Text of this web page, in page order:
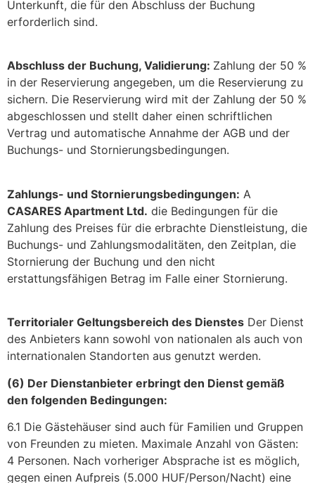
Unterkunft, die für den Abschluss der Buchung
erforderlich sind.
Abschluss der Buchung, Validierung: Zahlung der 50 %
in der Reservierung angegeben, um die Reservierung zu
sichern. Die Reservierung wird mit der Zahlung der 50 %
abgeschlossen und stellt daher einen schriftlichen
Vertrag und automatische Annahme der AGB und der
Buchungs- und Stornierungsbedingungen.
Zahlungs- und Stornierungsbedingungen: A
CASARES Apartment Ltd. die Bedingungen für die
Zahlung des Preises für die erbrachte Dienstleistung, die
Buchungs- und Zahlungsmodalitäten, den Zeitplan, die
Stornierung der Buchung und den nicht
erstattungsfähigen Betrag im Falle einer Stornierung.
Territorialer Geltungsbereich des Dienstes Der Dienst
des Anbieters kann sowohl von nationalen als auch von
internationalen Standorten aus genutzt werden.
(6) Der Dienstanbieter erbringt den Dienst gemäß
den folgenden Bedingungen:
6.1 Die Gästehäuser sind auch für Familien und Gruppen
von Freunden zu mieten. Maximale Anzahl von Gästen:
4 Personen. Nach vorheriger Absprache ist es möglich,
gegen einen Aufpreis (5.000 HUF/Person/Nacht) eine